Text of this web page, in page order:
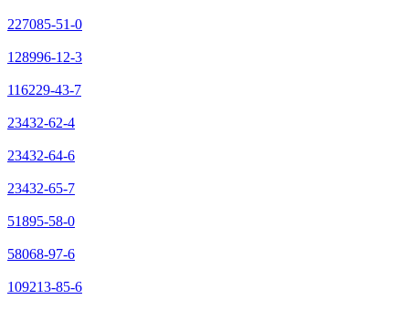
227085-51-0
128996-12-3
116229-43-7
23432-62-4
23432-64-6
23432-65-7
51895-58-0
58068-97-6
109213-85-6